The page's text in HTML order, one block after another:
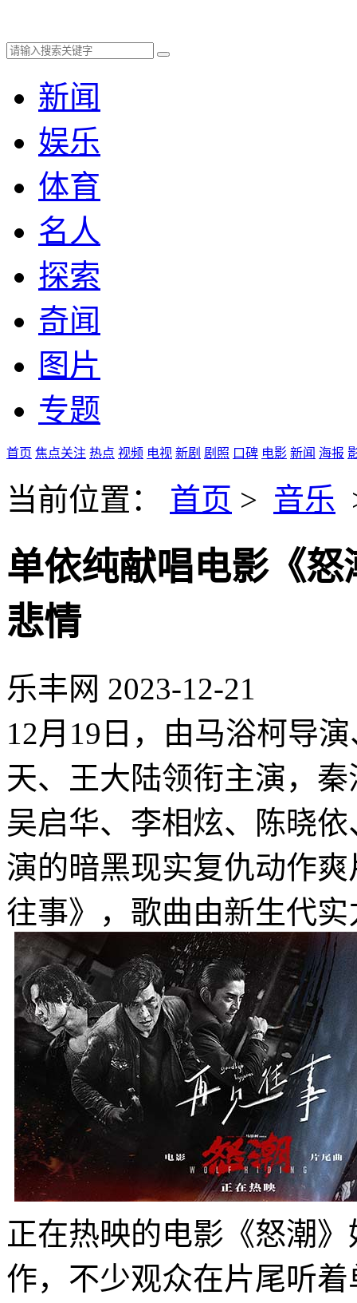
新闻
娱乐
体育
名人
探索
奇闻
图片
专题
首页 焦点关注 热点 视频 电视 新剧 剧照 口碑 电影 新闻 海报
当前位置： 首页 > 音乐
单依纯献唱电影《
悲情
乐丰网 2023-12-21
12月19日，由马浴柯导
天、王大陆领衔主演，
吴启华、李相炫、陈晓
演的暗黑现实复仇动作
往事》，歌曲由新生代
正在热映的电影《怒潮
作，不少观众在片尾听